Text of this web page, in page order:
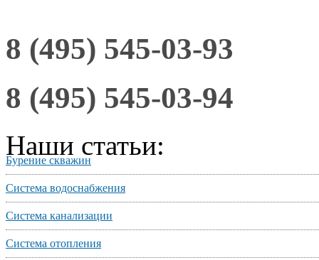
8 (495) 545-03-93
8 (495) 545-03-94
Наши статьи:
Бурение скважин
Система водоснабжения
Система канализации
Система отопления